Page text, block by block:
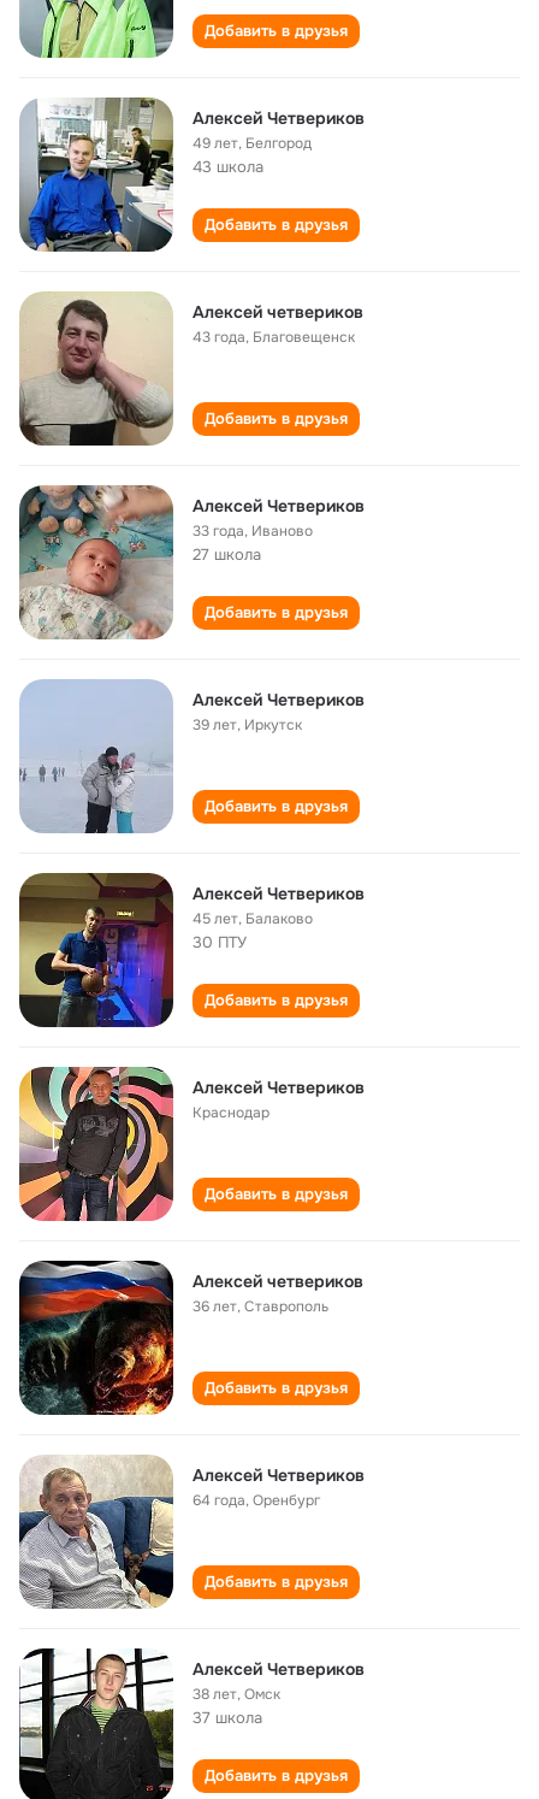
Добавить в друзья
Алексей Четвериков
49 лет, Белгород
43 школа
Добавить в друзья
Алексей четвериков
43 года, Благовещенск
Добавить в друзья
Алексей Четвериков
33 года, Иваново
27 школа
Добавить в друзья
Алексей Четвериков
39 лет, Иркутск
Добавить в друзья
Алексей Четвериков
45 лет, Балаково
30 ПТУ
Добавить в друзья
Алексей Четвериков
Краснодар
Добавить в друзья
Алексей четвериков
36 лет,Ставрополь
Добавить в друзья
Алексей Четвериков
64 года,Оренбург
Добавить в друзья
Алексей Четвериков
38 лет,Омск
37 школа
Добавить в друзья